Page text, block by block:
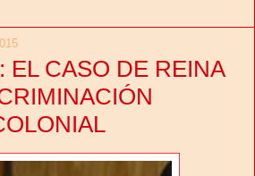
EL CASO DE REINA